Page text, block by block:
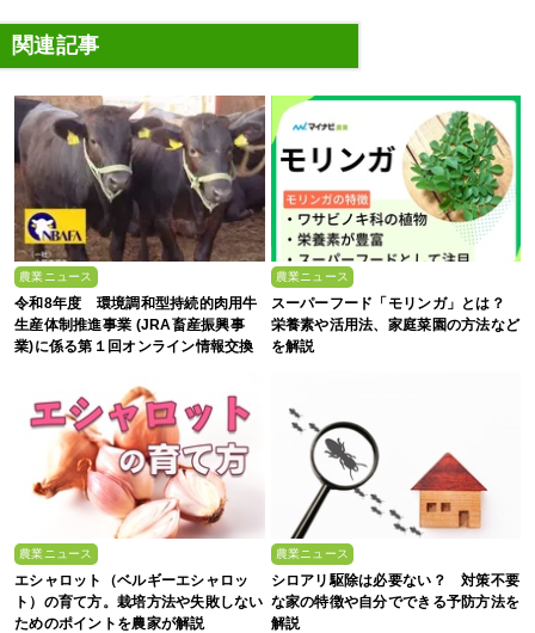
関連記事
農業ニュース
令和8年度 環境調和型持続的肉用牛
生産体制推進事業 (JRA畜産振興事
業)に係る第１回オンライン情報交換
農業ニュース
スーパーフード「モリンガ」とは？
栄養素や活用法、家庭菜園の方法など
を解説
農業ニュース
エシャロット（ベルギーエシャロッ
ト）の育て方。栽培方法や失敗しない
ためのポイントを農家が解説
農業ニュース
シロアリ駆除は必要ない？ 対策不要
な家の特徴や自分でできる予防方法を
解説